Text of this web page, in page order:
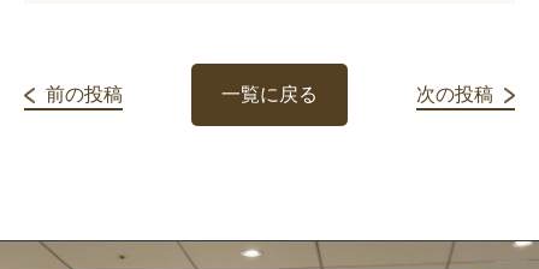
前の投稿 一覧に戻る 次の投稿